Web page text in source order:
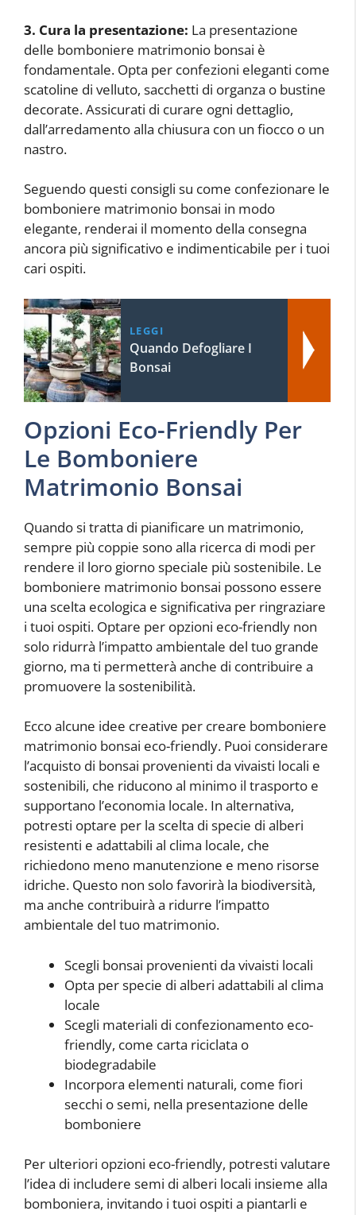
3. Cura la presentazione: La presentazione
delle bomboniere matrimonio bonsai è
fondamentale. Opta per confezioni eleganti come
scatoline di velluto, sacchetti di organza o bustine
decorate. Assicurati di curare ogni dettaglio,
dall’arredamento alla chiusura con un fiocco o un
nastro.
Seguendo questi consigli su come confezionare le
bomboniere matrimonio bonsai in modo
elegante, renderai il momento della consegna
ancora più significativo e indimenticabile per i tuoi
cari ospiti.
LEGGI
Quando Defogliare I
Bonsai
Opzioni Eco-Friendly Per
Le Bomboniere
Matrimonio Bonsai
Quando si tratta di pianificare un matrimonio,
sempre più coppie sono alla ricerca di modi per
rendere il loro giorno speciale più sostenibile. Le
bomboniere matrimonio bonsai possono essere
una scelta ecologica e significativa per ringraziare
i tuoi ospiti. Optare per opzioni eco-friendly non
solo ridurrà l’impatto ambientale del tuo grande
giorno, ma ti permetterà anche di contribuire a
promuovere la sostenibilità.
Ecco alcune idee creative per creare bomboniere
matrimonio bonsai eco-friendly. Puoi considerare
l’acquisto di bonsai provenienti da vivaisti locali e
sostenibili, che riducono al minimo il trasporto e
supportano l’economia locale. In alternativa,
potresti optare per la scelta di specie di alberi
resistenti e adattabili al clima locale, che
richiedono meno manutenzione e meno risorse
idriche. Questo non solo favorirà la biodiversità,
ma anche contribuirà a ridurre l’impatto
ambientale del tuo matrimonio.
Scegli bonsai provenienti da vivaisti locali
Opta per specie di alberi adattabili al clima
locale
Scegli materiali di confezionamento eco-
friendly, come carta riciclata o
biodegradabile
Incorpora elementi naturali, come fiori
secchi o semi, nella presentazione delle
bomboniere
Per ulteriori opzioni eco-friendly, potresti valutare
l’idea di includere semi di alberi locali insieme alla
bomboniera, invitando i tuoi ospiti a piantarli e